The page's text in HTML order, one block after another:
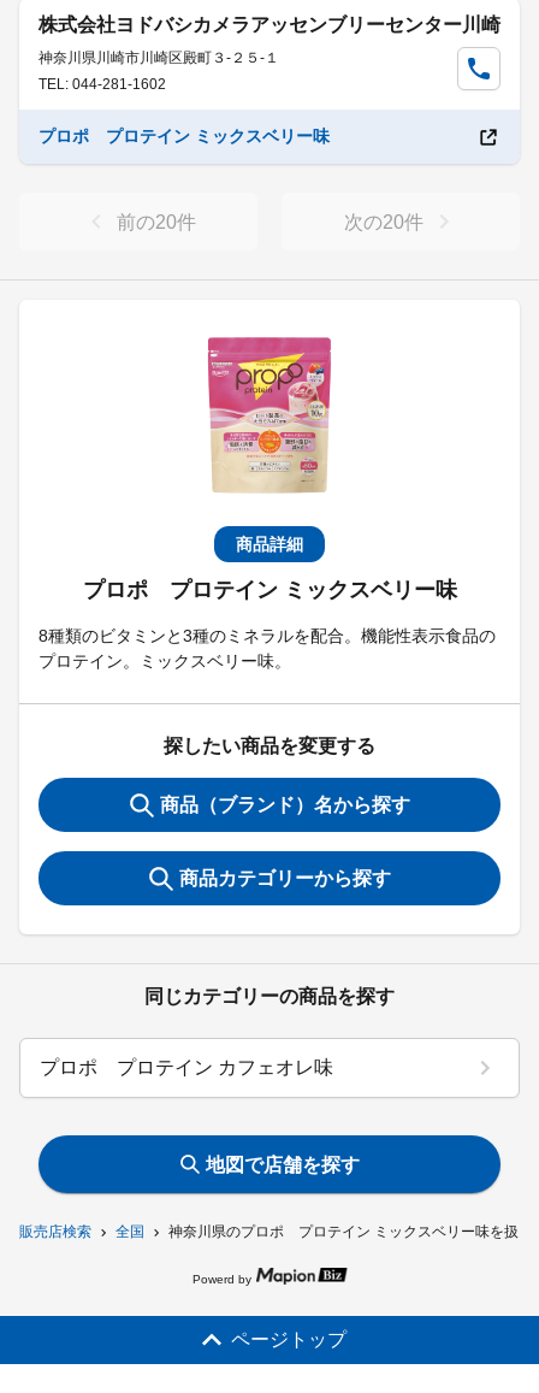
販売店検索 全国 神奈川県のプロポ プロテイン ミックスベリー味を扱う
商品詳細
プロポ プロテイン ミックスベリー味
8種類のビタミンと3種のミネラルを配合。機能性表示食品の
プロテイン。ミックスベリー味。
探したい商品を変更する
商品（ブランド）名から探す
商品カテゴリーから探す
同じカテゴリーの商品を探す
プロポ プロテイン カフェオレ味
株式会社ヨドバシカメラアッセンブリーセンター川崎
神奈川県川崎市川崎区殿町３-２５-１
TEL: 044-281-1602
プロポ プロテイン ミックスベリー味
前の20件 次の20件
地図で店舗を探す
Powerd by
ページトップ